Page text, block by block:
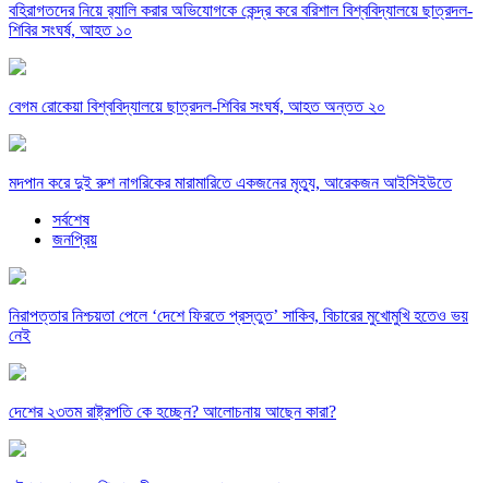
বহিরাগতদের নিয়ে র‍্যালি করার অভিযোগকে কেন্দ্র করে বরিশাল বিশ্ববিদ্যালয়ে ছাত্রদল-
শিবির সংঘর্ষ, আহত ১০
বেগম রোকেয়া বিশ্ববিদ্যালয়ে ছাত্রদল-শিবির সংঘর্ষ, আহত অন্তত ২০
মদপান করে দুই রুশ নাগরিকের মারামারিতে একজনের মৃত্যু, আরেকজন আইসিইউতে
সর্বশেষ
জনপ্রিয়
নিরাপত্তার নিশ্চয়তা পেলে ‘দেশে ফিরতে প্রস্তুত’ সাকিব, বিচারের মুখোমুখি হতেও ভয়
নেই
দেশের ২৩তম রাষ্ট্রপতি কে হচ্ছেন? আলোচনায় আছেন কারা?